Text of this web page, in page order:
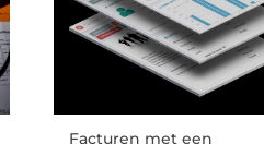
Facturen met een